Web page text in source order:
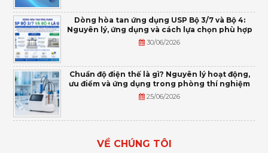
Dòng hòa tan ứng dụng USP Bộ 3/7 và Bộ 4:
Nguyên lý, ứng dụng và cách lựa chọn phù hợp
30/06/2026
Chuẩn độ điện thế là gì? Nguyên lý hoạt động,
ưu điểm và ứng dụng trong phòng thí nghiệm
25/06/2026
VỀ CHÚNG TÔI